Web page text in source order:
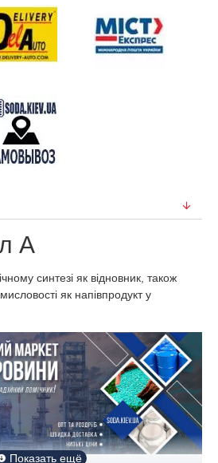
А
синтезі як відновник, також
як напівпродукт у